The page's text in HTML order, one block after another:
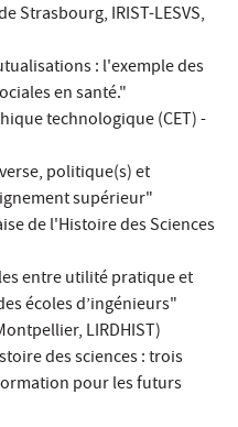
Strasbourg, IRIST-LESVS,
: l'exemple des
en santé."
technologique (CET) -
politique(s) et
supérieur"
de l'Histoire des Sciences
entre utilité pratique et
écoles d’ingénieurs"
LIRDHIST)
des sciences : trois
pour les futurs